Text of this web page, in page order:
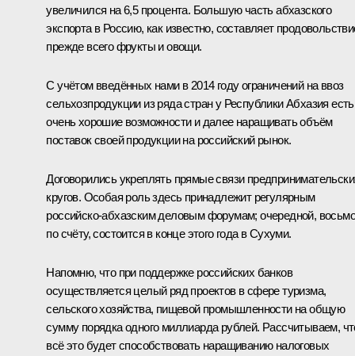
увеличился на 6,5 процента. Большую часть абхазского
экспорта в Россию, как известно, составляет
прежде всего фрукты и овощи.
С учётом введённых нами в 2014 году ограничений на ввоз
сельхозпродукции из ряда стран у Республики Абхазия есть
очень хорошие возможности и далее наращивать объём
поставок своей продукции на российский рынок.
Договорились укреплять прямые связи
кругов. Особая роль здесь принадлежит регулярным
российско-абхазским деловым форумам; очередной,
по счёту, состоится в конце этого года в Сухуми.
Напомню, что при поддержке российских банков
осуществляется целый ряд проектов в сфере туризма,
сельского хозяйства, пищевой промышленности на общую
сумму порядка одного миллиарда рублей. Рассчитываем,
всё это будет способствовать наращиванию налоговых